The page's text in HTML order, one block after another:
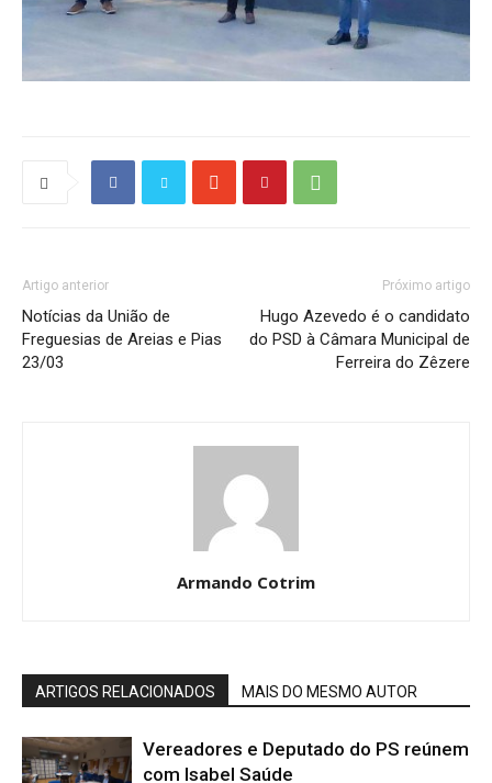
Artigo anterior
Notícias da União de
Freguesias de Areias e Pias
23/03
Próximo artigo
Hugo Azevedo é o candidato
do PSD à Câmara Municipal de
Ferreira do Zêzere
Armando Cotrim
ARTIGOS RELACIONADOS MAIS DO MESMO AUTOR
Vereadores e Deputado do PS reúnem
com Isabel Saúde